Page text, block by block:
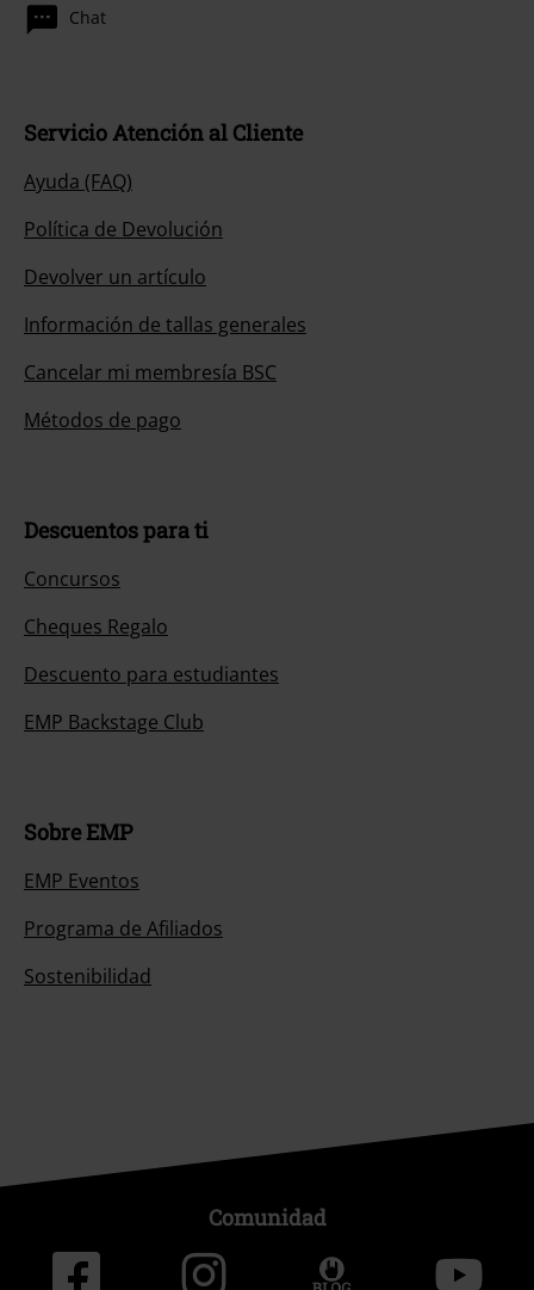
Chat
Servicio Atención al Cliente
Ayuda (FAQ)
Política de Devolución
Devolver un artículo
Información de tallas generales
Cancelar mi membresía BSC
Métodos de pago
Descuentos para ti
Concursos
Cheques Regalo
Descuento para estudiantes
EMP Backstage Club
Sobre EMP
EMP Eventos
Programa de Afiliados
Sostenibilidad
Comunidad